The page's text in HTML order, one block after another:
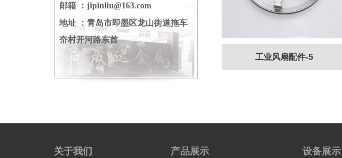
邮箱 ： jipinliu@163.com
地址 ：青岛市即墨区龙山街道拖车
夼村开河路东首
工业风扇配件-5
关于我们 产品展示 设备展示